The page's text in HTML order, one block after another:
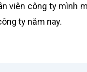
viên công ty mình
ty năm nay.